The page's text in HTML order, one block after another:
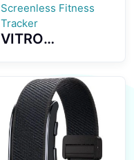
Screenless Fitness
Tracker
VITRO
ECG Advanced
Heart Wellness
Band Tracker